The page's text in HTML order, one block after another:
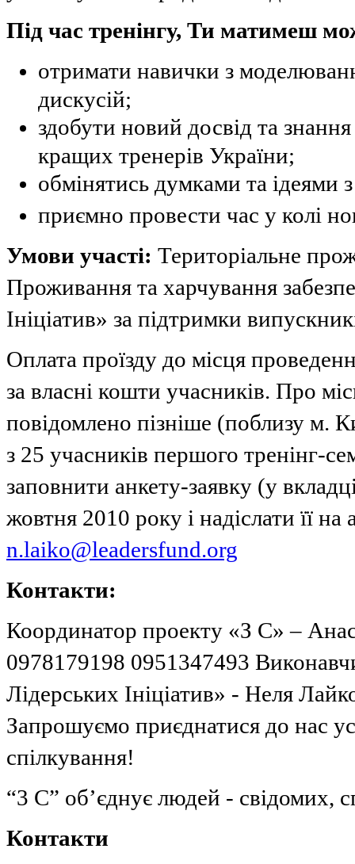
Під час тренінгу, Ти матимеш
отримати навички з
дискусій;
здобути новий досвід та
кращих тренерів України;
обмінятись думками та ідеями
приємно провести час у колі
Умови участі: Територіальне
Проживання та харчування
Ініціатив» за підтримки
Оплата проїзду до місця
за власні кошти учасників. Про
повідомлено пізніше (поблизу м.
з 25 учасників першого тренінг-
заповнити анкету-заявку (у
жовтня 2010 року і надіслати її на
n.laiko@leadersfund.org
Контакти:
Координатор проекту «З С» –
0978179198 0951347493
Лідерських Ініціатив» - Неля
Запрошуємо приєднатися до нас
спілкування!
“3 С” об’єднує людей - свідомих,
Контакти